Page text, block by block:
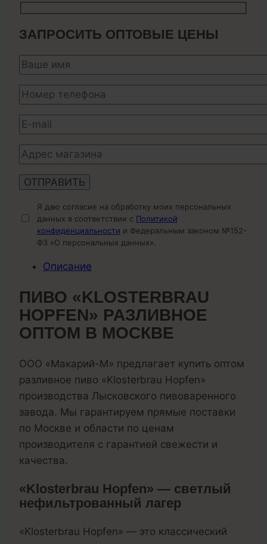
ЗАПРОСИТЬ ОПТОВЫЕ ЦЕНЫ
Я даю согласие на обработку моих персональных
данных в соответствии с Политикой
конфиденциальности и Федеральным законом №152-
ФЗ «О персональных данных».
Описание
ПИВО «KLOSTERBRAU
HOPFEN» РАЗЛИВНОЕ
ОПТОМ В МОСКВЕ
ООО «Макарий-М» предлагает купить оптом
разливное пиво «Klosterbrau Hopfen»
производства Лысковского пивоваренного
завода. Мы гарантируем прямые поставки
по Москве и области по ценам
производителя с гарантией свежести и
качества.
«Klosterbrau Hopfen» — светлый
нефильтрованный лагер
«Klosterbrau Hopfen» — это классический